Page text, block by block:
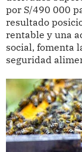
por S/490 000
resultado
rentable y una
social, fomenta
seguridad